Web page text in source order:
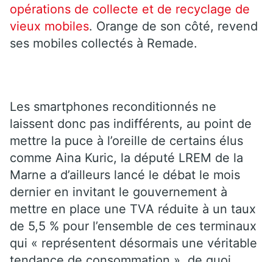
opérations de collecte et de recyclage de
vieux mobiles. Orange de son côté, revend
ses mobiles collectés à Remade.
Les smartphones reconditionnés ne
laissent donc pas indifférents, au point de
mettre la puce à l’oreille de certains élus
comme Aina Kuric, la député LREM de la
Marne a d’ailleurs lancé le débat le mois
dernier en invitant le gouvernement à
mettre en place une TVA réduite à un taux
de 5,5 % pour l’ensemble de ces terminaux
qui « représentent désormais une véritable